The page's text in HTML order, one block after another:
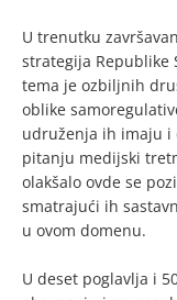
U trenutku
strategija Republike
tema je ozbiljnih
oblike
udruženja ih imaju i
pitanju medijski
olakšalo ovde se
smatrajući ih
u ovom domenu.
U deset poglavlja i